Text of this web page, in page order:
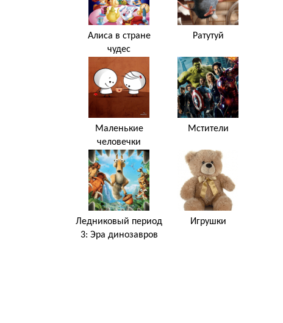
Алиса в стране
чудес
Ратутуй
Маленькие
человечки
Мстители
Ледниковый период
3: Эра динозавров
Игрушки